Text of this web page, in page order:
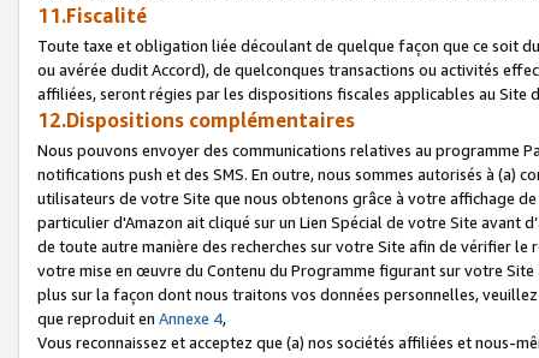
11.Fiscalité
Toute taxe et obligation liée découlant de quelque façon que ce soit
ou avérée dudit Accord), de quelconques transactions ou activités
affiliées, seront régies par les dispositions fiscales applicables au Site
12.Dispositions complémentaires
Nous pouvons envoyer des communications relatives au programme
notifications push et des SMS. En outre, nous sommes autorisés à
utilisateurs de votre Site que nous obtenons grâce à votre affichage
particulier d'Amazon ait cliqué sur un Lien Spécial de votre Site avant
de toute autre manière des recherches sur votre Site afin de vérifier
votre mise en œuvre du Contenu du Programme figurant sur votre
plus sur la façon dont nous traitons vos données personnelles,
que reproduit en Annexe 4,
Vous reconnaissez et acceptez que (a) nos sociétés affiliées et nous-